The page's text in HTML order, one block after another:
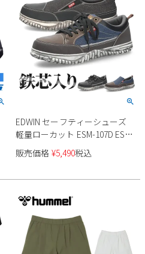
EDWIN セーフティーシューズ
軽量ローカット ESM-107D ESM-
108D メンズ
販売価格 ¥5,490税込